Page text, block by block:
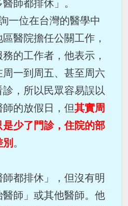
師都排休」。
一位在台灣的醫學中
醫院擔任公關工作，
的工作者，他表示，
一到周五、甚至周六
，所以民眾容易誤以
的放假日，但其實周
少了門診，住院的部
。
都排休」，但沒有明
師」或其他醫師。他